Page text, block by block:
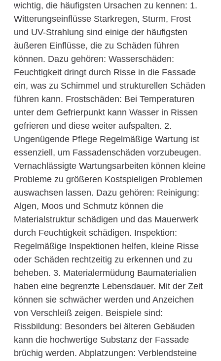
wichtig, die häufigsten Ursachen zu kennen: 1.
Witterungseinflüsse Starkregen, Sturm, Frost
und UV-Strahlung sind einige der häufigsten
äußeren Einflüsse, die zu Schäden führen
können. Dazu gehören: Wasserschäden:
Feuchtigkeit dringt durch Risse in die Fassade
ein, was zu Schimmel und strukturellen Schäden
führen kann. Frostschäden: Bei Temperaturen
unter dem Gefrierpunkt kann Wasser in Rissen
gefrieren und diese weiter aufspalten. 2.
Ungenügende Pflege Regelmäßige Wartung ist
essenziell, um Fassadenschäden vorzubeugen.
Vernachlässigte Wartungsarbeiten können kleine
Probleme zu größeren Kostspieligen Problemen
auswachsen lassen. Dazu gehören: Reinigung:
Algen, Moos und Schmutz können die
Materialstruktur schädigen und das Mauerwerk
durch Feuchtigkeit schädigen. Inspektion:
Regelmäßige Inspektionen helfen, kleine Risse
oder Schäden rechtzeitig zu erkennen und zu
beheben. 3. Materialermüdung Baumaterialien
haben eine begrenzte Lebensdauer. Mit der Zeit
können sie schwächer werden und Anzeichen
von Verschleiß zeigen. Beispiele sind:
Rissbildung: Besonders bei älteren Gebäuden
kann die hochwertige Substanz der Fassade
brüchig werden. Abplatzungen: Verblendsteine